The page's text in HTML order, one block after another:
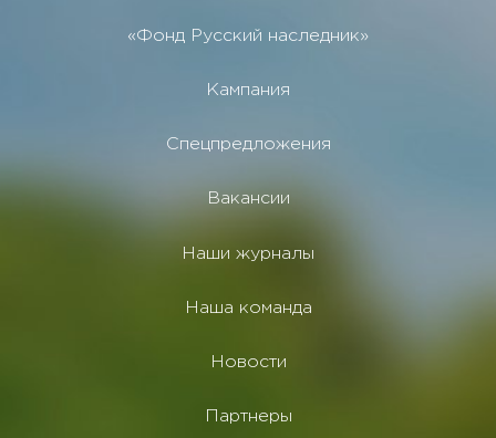
«Фонд Русский наследник»
Кампания
Спецпредложения
Вакансии
Наши журналы
Наша команда
Новости
Партнеры